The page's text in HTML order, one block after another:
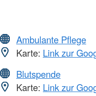
Ambulante Pflege
Karte: Link zur
Blutspende
Karte: Link zur